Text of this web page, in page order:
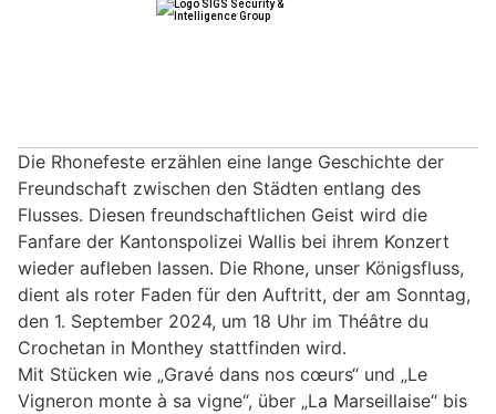
Die Rhonefeste erzählen eine lange Geschichte der
Freundschaft zwischen den Städten entlang des
Flusses. Diesen freundschaftlichen Geist wird die
Fanfare der Kantonspolizei Wallis bei ihrem Konzert
wieder aufleben lassen. Die Rhone, unser Königsfluss,
dient als roter Faden für den Auftritt, der am Sonntag,
den 1. September 2024, um 18 Uhr im Théâtre du
Crochetan in Monthey stattfinden wird.
Mit Stücken wie „Gravé dans nos cœurs“ und „Le
Vigneron monte à sa vigne“, über „La Marseillaise“ bis